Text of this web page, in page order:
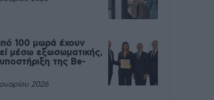
100 μωρά έχουν
μέσω εξωσωματικής,
της Be-
2026